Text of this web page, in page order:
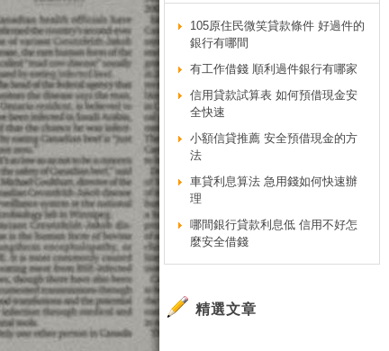
105原住民微笑貸款條件 好過件的
銀行有哪間
有工作借錢 順利過件銀行有哪家
信用貸款試算表 如何預借現金安
全快速
小額信貸推薦 安全預借現金的方
法
車貸利息算法 急用錢如何快速辦
理
哪間銀行貸款利息低 信用不好怎
麼安全借錢
精選文章